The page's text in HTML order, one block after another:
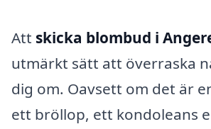
Att skicka blombud i
utmärkt sätt att överraska
dig om. Oavsett om det är
ett bröllop, ett kondoleans